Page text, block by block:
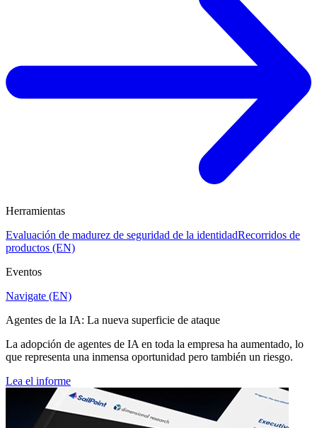
Herramientas
Evaluación de madurez de seguridad de la identidadRecorridos de
productos (EN)
Eventos
Navigate (EN)
Agentes de la IA: La nueva superficie de ataque
La adopción de agentes de IA en toda la empresa ha aumentado, lo
que representa una inmensa oportunidad pero también un riesgo.
Lea el informe